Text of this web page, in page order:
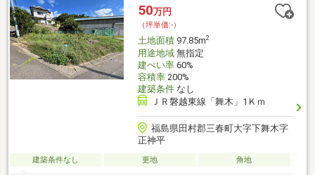
50万円
（坪単価:-）
土地面積97.85m2
用途地域無指定
建ぺい率60%
容積率200%
建築条件なし
ＪＲ磐越東線「舞木」1Ｋｍ
福島県田村郡三春町大字下舞木字
正神平
建築条件なし 更地 角地